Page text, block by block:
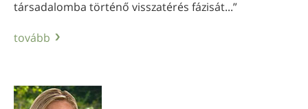
társadalomba történő visszatérés fázisát...”
tovább